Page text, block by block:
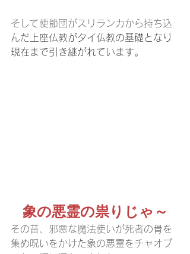
そして使節団がスリランカから持ち込
んだ
上座仏教がタイ仏教の基礎となり
現在まで引き継がれています。
象の悪霊の祟りじゃ～
その昔、邪悪な魔法使いが死者の骨を
集め呪いをかけた象の悪霊をチャオプ